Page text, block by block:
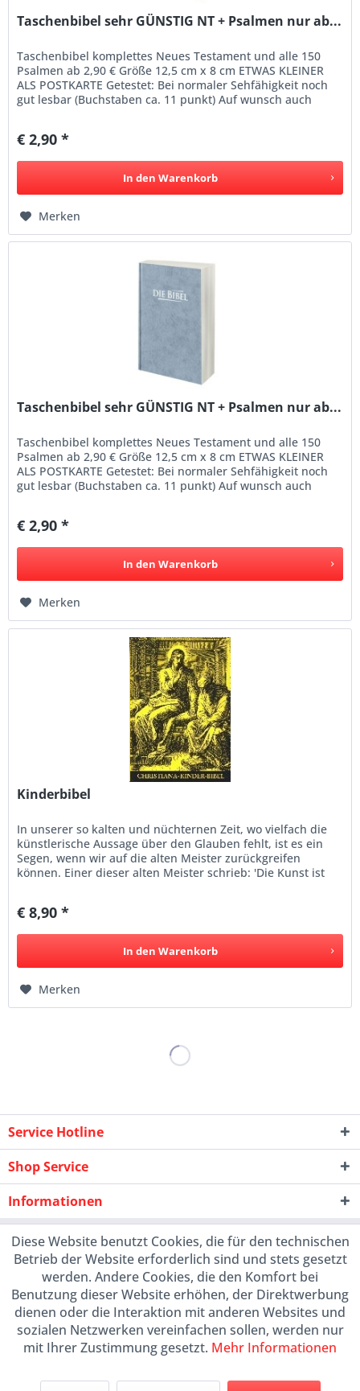
Taschenbibel sehr GÜNSTIG NT + Psalmen nur ab...
Taschenbibel komplettes Neues Testament und alle 150
Psalmen ab 2,90 € Größe 12,5 cm x 8 cm ETWAS KLEINER
ALS POSTKARTE Getestet: Bei normaler Sehfähigkeit noch
gut lesbar (Buchstaben ca. 11 punkt) Auf wunsch auch
€ 2,90 *
In den Warenkorb
Merken
Taschenbibel sehr GÜNSTIG NT + Psalmen nur ab...
Taschenbibel komplettes Neues Testament und alle 150
Psalmen ab 2,90 € Größe 12,5 cm x 8 cm ETWAS KLEINER
ALS POSTKARTE Getestet: Bei normaler Sehfähigkeit noch
gut lesbar (Buchstaben ca. 11 punkt) Auf wunsch auch
€ 2,90 *
In den Warenkorb
Merken
Kinderbibel
In unserer so kalten und nüchternen Zeit, wo vielfach die
künstlerische Aussage über den Glauben fehlt, ist es ein
Segen, wenn wir auf die alten Meister zurückgreifen
können. Einer dieser alten Meister schrieb: 'Die Kunst ist
€ 8,90 *
In den Warenkorb
Merken
Service Hotline
Shop Service
Informationen
Diese Website benutzt Cookies, die für den technischen
Betrieb der Website erforderlich sind und stets gesetzt
werden. Andere Cookies, die den Komfort bei
Benutzung dieser Website erhöhen, der Direktwerbung
dienen oder die Interaktion mit anderen Websites und
sozialen Netzwerken vereinfachen sollen, werden nur
mit Ihrer Zustimmung gesetzt. Mehr Informationen